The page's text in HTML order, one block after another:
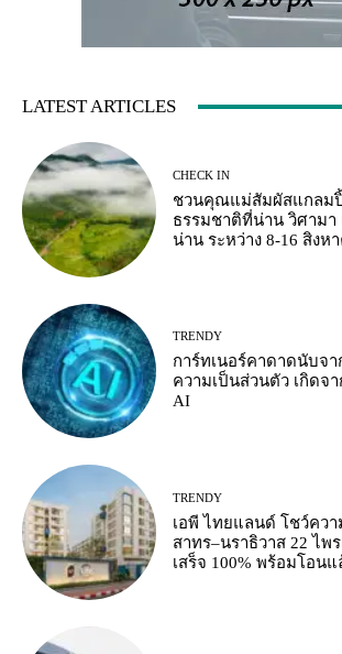
LATEST ARTICLES
CHECK IN
ชวนคุณแม่สัมผัสแกลม
ธรรมชาติที่น่าน วิศามา
น่าน ระหว่าง 8-16 สิงห
TRENDY
การ์ทเนอร์คาดาดนับจา
ความเป็นส่วนตัว เกิดจ
AI
TRENDY
เอพี ไทยแลนด์ โชว์ควา
สาทร–นราธิวาส 22 ไพ
เสร็จ 100% พร้อมโอน